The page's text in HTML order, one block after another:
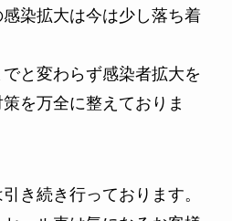
染拡大は今は少し落ち着
と変わらず感染者拡大を
を万全に整えておりま
き続き行っております。